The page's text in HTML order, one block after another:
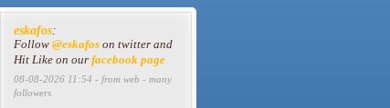
eskafos:
Follow @eskafos on twitter and
Hit Like on our facebook page
08-08-2026 11:54 - from web - many
followers